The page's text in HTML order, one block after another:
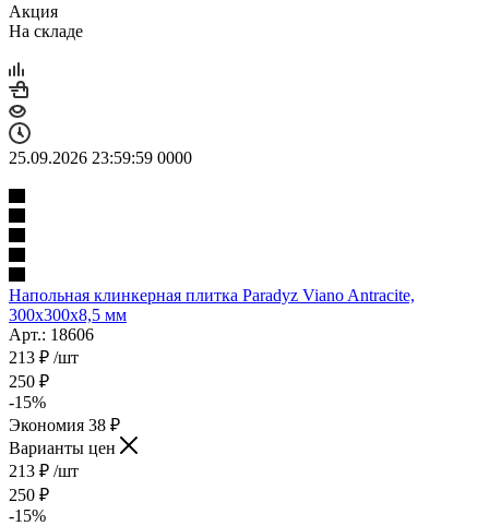
Акция
На складе
25.09.2026 23:59:59 0000
Напольная клинкерная плитка Paradyz Viano Antracite,
300x300x8,5 мм
Арт.: 18606
213 ₽ /шт
250 ₽
-15%
Экономия 38 ₽
Варианты цен
213 ₽ /шт
250 ₽
-15%